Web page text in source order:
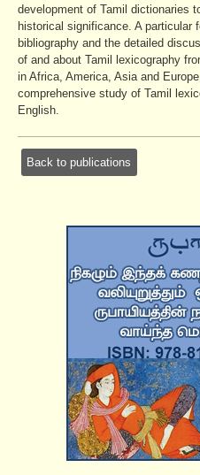
development of Tamil dictionaries
historical significance. A
bibliography and the detailed
of and about Tamil lexicography
in Africa, America, Asia and Europe.
comprehensive study of Tamil
English.
Back to publications